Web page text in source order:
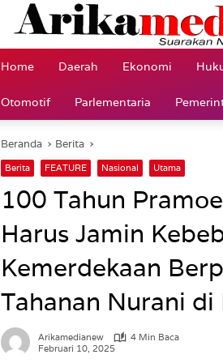
Home Daerah Ekonomi
Otomotif Parlementaria
Beranda Berita
Berita FEATURE Nasional Utama
100 Tahun
Harus Jamin
Kemerdekaan
Tahanan Nurani di
Arikamedianew
4 Min Baca
Februari 10, 2025